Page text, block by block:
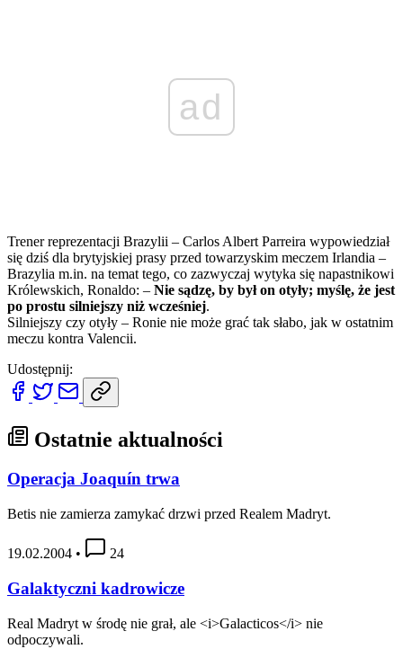
ad
Trener reprezentacji Brazylii – Carlos Albert Parreira wypowiedział
się dziś dla brytyjskiej prasy przed towarzyskim meczem Irlandia –
Brazylia m.in. na temat tego, co zazwyczaj wytyka się napastnikowi
Królewskich, Ronaldo: – Nie sądzę, by był on otyły; myślę, że jest
po prostu silniejszy niż wcześniej.
Silniejszy czy otyły – Ronie nie może grać tak słabo, jak w ostatnim
meczu kontra Valencii.
Udostępnij:
Ostatnie aktualności
Operacja Joaquín trwa
Betis nie zamierza zamykać drzwi przed Realem Madryt.
19.02.2004 • 24
Galaktyczni kadrowicze
Real Madryt w środę nie grał, ale <i>Galacticos</i> nie
odpoczywali.